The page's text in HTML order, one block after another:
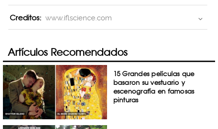
Creditos: www.iflscience.com
Artículos Recomendados
15 Grandes películas que
basaron su vestuario y
escenografía en famosas
pinturas